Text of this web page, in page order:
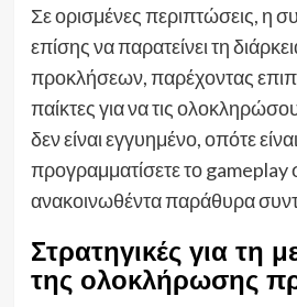
Σε ορισμένες περιπτώσεις, η
επίσης να παρατείνει τη
προκλήσεων, παρέχοντας
παίκτες για να τις
δεν είναι εγγυημένο, οπότε
προγραμματίσετε το
ανακοινωθέντα παράθυρα
Στρατηγικές για τη
της ολοκλήρωσης